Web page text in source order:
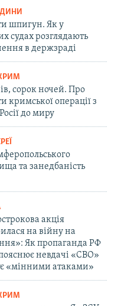
шпигун. Як у
судах розглядають
в держзраді
сорок ночей. Про
кримської операції з
до миру
та занедбаність
акція
на війну на
Як пропаганда РФ
невдачі «СВО»
«мінними атаками»